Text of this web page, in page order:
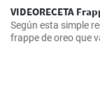
VIDEORECETA
Según esta simple
frappe de oreo que